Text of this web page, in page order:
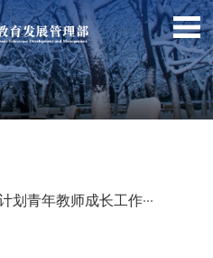
拉玛依附属学校授牌仪式暨校友座谈会圆满举行